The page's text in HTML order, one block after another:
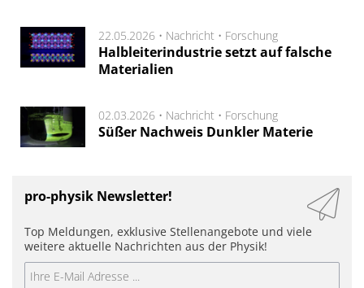
22.05.2026 • Nachricht • Forschung
Halbleiterindustrie setzt auf falsche
Materialien
02.03.2026 • Nachricht • Forschung
Süßer Nachweis Dunkler Materie
pro-physik Newsletter!
Top Meldungen, exklusive Stellenangebote und viele
weitere aktuelle Nachrichten aus der Physik!